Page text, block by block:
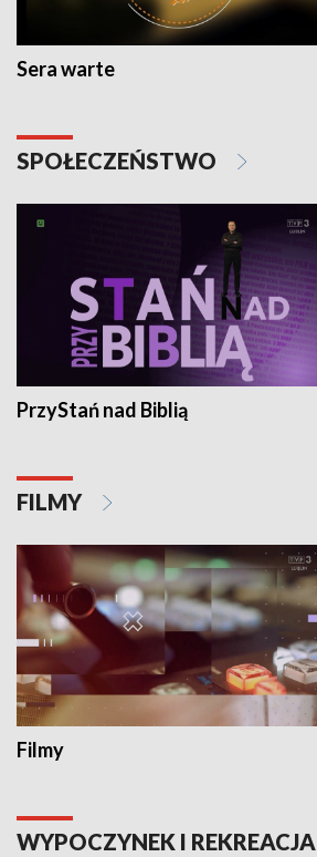
Sera warte
SPOŁECZEŃSTWO
PrzyStań nad Biblią
FILMY
Filmy
WYPOCZYNEK I REKREACJA